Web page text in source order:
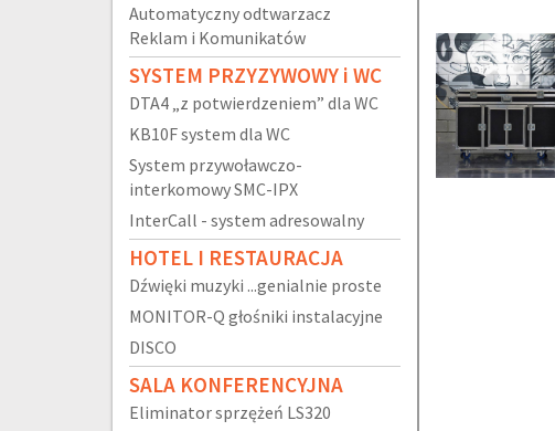
Automatyczny odtwarzacz
Reklam i Komunikatów
SYSTEM PRZYZYWOWY i WC
DTA4 „z potwierdzeniem” dla WC
KB10F system dla WC
System przywoławczo-
interkomowy SMC-IPX
InterCall - system adresowalny
HOTEL I RESTAURACJA
Dźwięki muzyki ...genialnie proste
MONITOR-Q głośniki instalacyjne
DISCO
SALA KONFERENCYJNA
Eliminator sprzężeń LS320